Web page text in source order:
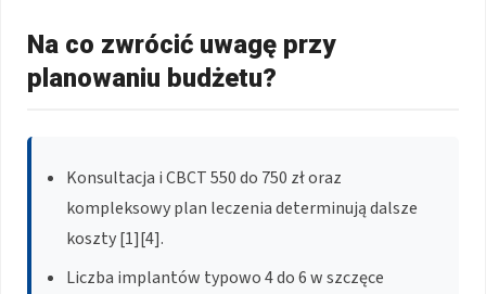
Na co zwrócić uwagę przy
planowaniu budżetu?
Konsultacja i CBCT 550 do 750 zł oraz
kompleksowy plan leczenia determinują dalsze
koszty [1][4].
Liczba implantów typowo 4 do 6 w szczęce